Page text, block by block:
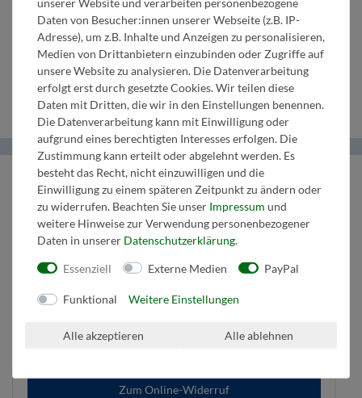
in B
Klarinette
Saxophon
in Es
F/Es
3. Horn in
F/Es
Begl. in B
2.
Tenorhorn
2. Bass in
C
Helma Musikverlag
Wir bringen Musik ins Leben.
+43 664 1947 8 32
Kontaktieren Sie uns
Zum Online-Widerruf
Daten von Besucher:innen unserer Webseite (z.B. IP-
Adresse), um z.B. Inhalte und Anzeigen zu personalisieren,
Medien von Drittanbietern einzubinden oder Zugriffe auf
unsere Website zu analysieren. Die Datenverarbeitung
erfolgt erst durch gesetzte Cookies. Wir teilen diese
Daten mit Dritten, die wir in den Einstellungen benennen.
Die Datenverarbeitung kann mit Einwilligung oder
aufgrund eines berechtigten Interesses erfolgen. Die
Zustimmung kann erteilt oder abgelehnt werden. Es
besteht das Recht, nicht einzuwilligen und die
Einwilligung zu einem späteren Zeitpunkt zu ändern oder
zu widerrufen. Beachten Sie unser Impressum und
weitere Hinweise zur Verwendung personenbezogener
Daten in unserer Daten­schutz­erklärung
Essenziell Externe Medien PayPal
Funktional Weitere Einstellungen
Alle akzeptieren Alle ablehnen